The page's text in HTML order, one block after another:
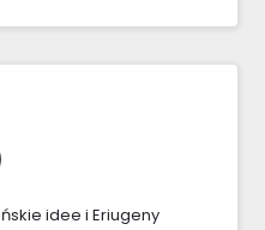
idee i Eriugeny